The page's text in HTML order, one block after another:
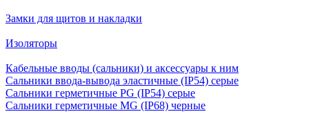
Замки для щитов и накладки
Изоляторы
Кабельные вводы (сальники) и аксессуары к ним
Сальники ввода-вывода эластичные (IP54) серые
Сальники герметичные PG (IP54) серые
Сальники герметичные MG (IP68) черные